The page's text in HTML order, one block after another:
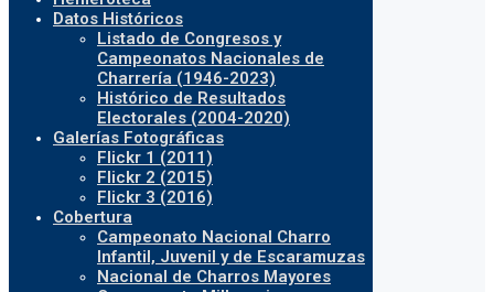
Datos Históricos
Listado de Congresos y
Campeonatos Nacionales de
Charrería (1946-2023)
Histórico de Resultados
Electorales (2004-2020)
Galerías Fotográficas
Flickr 1 (2011)
Flickr 2 (2015)
Flickr 3 (2016)
Cobertura
Campeonato Nacional Charro
Infantil, Juvenil y de Escaramuzas
Nacional de Charros Mayores